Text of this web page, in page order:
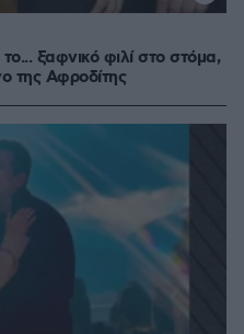
ξαφνικό φιλί στο στόμα,
της Αφροδίτης